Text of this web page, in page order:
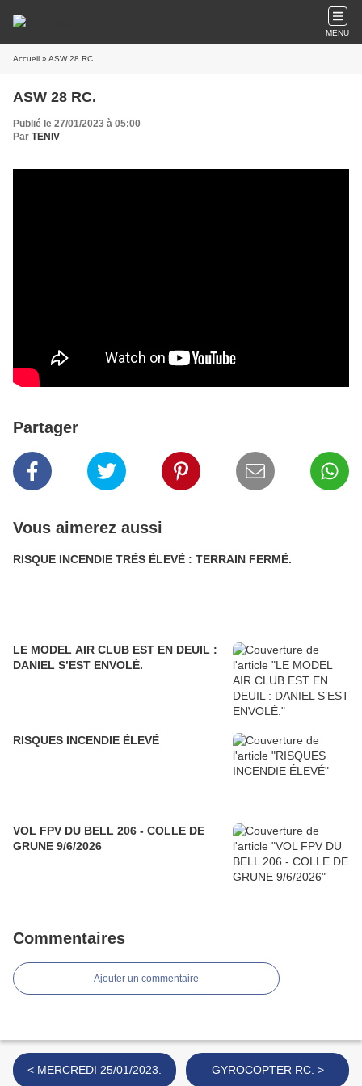
MENU
Accueil » ASW 28 RC.
ASW 28 RC.
Publié le 27/01/2023 à 05:00
Par TENIV
Partager
Vous aimerez aussi
RISQUE INCENDIE TRÉS ÉLEVÉ : TERRAIN FERMÉ.
LE MODEL AIR CLUB EST EN DEUIL :
DANIEL S’EST ENVOLÉ.
RISQUES INCENDIE ÉLEVÉ
VOL FPV DU BELL 206 - COLLE DE
GRUNE 9/6/2026
Commentaires
Ajouter un commentaire
< MERCREDI 25/01/2023. GYROCOPTER RC. >